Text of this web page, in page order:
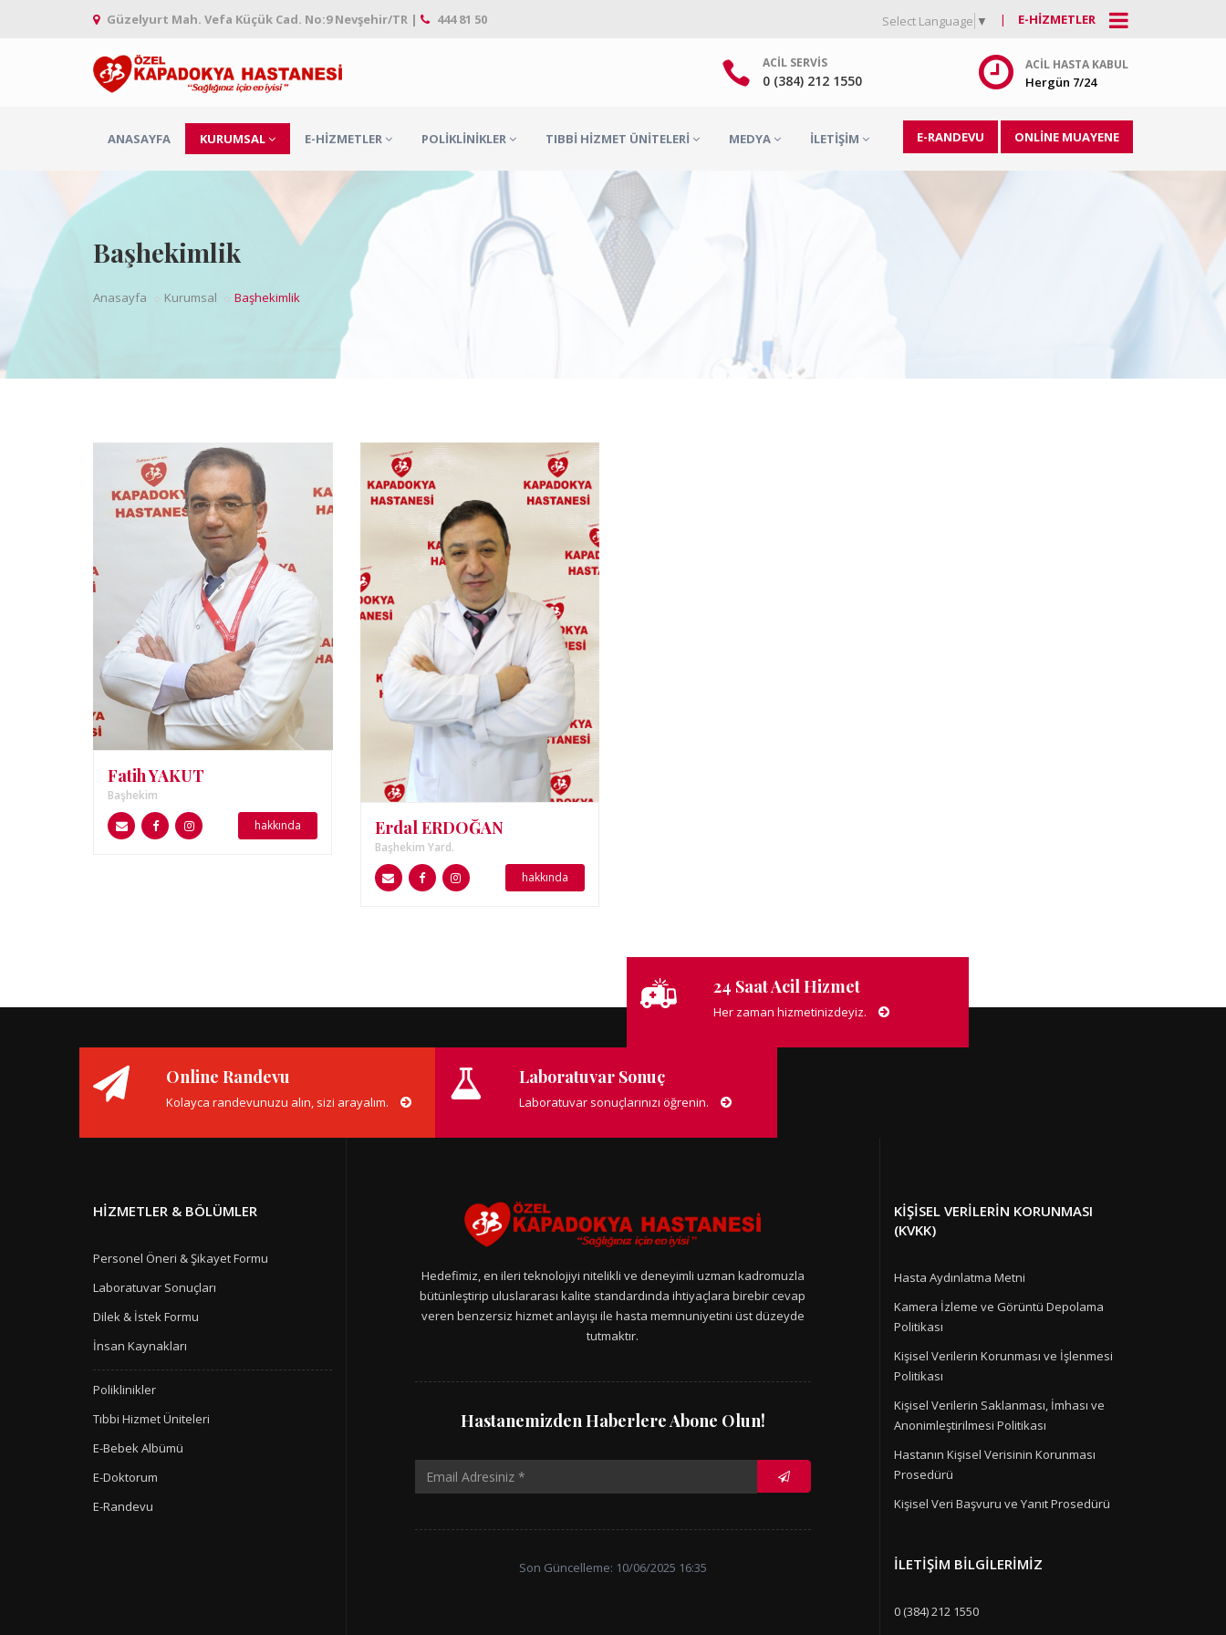
Güzelyurt Mah. Vefa Küçük Cad. No:9 Nevşehir/TR | 444 81 50 Select Language ▼ | E-HIZMETLER
ACIL SERVIS
0 (384) 212 1550
ACIL HASTA KABUL
Hergün 7/24
ANASAYFA KURUMSAL E-HIZMETLER POLIKLINIKLER TIBBI HIZMET ÜNITELERI MEDYA İLETIŞIM E-RANDEVU ONLİNE MUAYENE
Başhekimlik
Anasayfa Kurumsal Başhekimlik
Fatih YAKUT
Başhekim
hakkında
Erdal ERDOĞAN
Başhekim Yard.
hakkında
24 Saat Acil Hizmet
Her zaman hizmetinizdeyiz.
Online Randevu
Kolayca randevunuzu alın, sizi arayalım.
Laboratuvar Sonuç
Laboratuvar sonuçlarınızı öğrenin.
HIZMETLER & BÖLÜMLER
Personel Öneri & Şikayet Formu
Laboratuvar Sonuçları
Dilek & İstek Formu
İnsan Kaynakları
Poliklinikler
Tıbbi Hizmet Üniteleri
E-Bebek Albümü
E-Doktorum
E-Randevu
Hedefimiz, en ileri teknolojiyi nitelikli ve deneyimli uzman kadromuzla
bütünleştirip uluslararası kalite standardında ihtiyaçlara birebir cevap
veren benzersiz hizmet anlayışı ile hasta memnuniyetini üst düzeyde
tutmaktır.
Hastanemizden Haberlere Abone Olun!
Son Güncelleme: 10/06/2025 16:35
KIŞISEL VERILERIN KORUNMASI
(KVKK)
Hasta Aydınlatma Metni
Kamera İzleme ve Görüntü Depolama
Politikası
Kişisel Verilerin Korunması ve İşlenmesi
Politikası
Kişisel Verilerin Saklanması, İmhası ve
Anonimleştirilmesi Politikası
Hastanın Kişisel Verisinin Korunması
Prosedürü
Kişisel Veri Başvuru ve Yanıt Prosedürü
İLETIŞIM BILGILERIMIZ
0 (384) 212 1550